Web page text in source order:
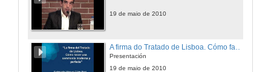
19 de maio de 2010
Presentación
19 de maio de 2010